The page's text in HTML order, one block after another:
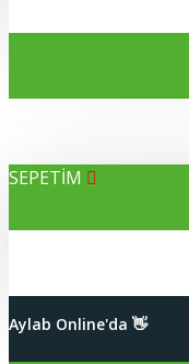
SEPETİM
Aylab Online'da 👋